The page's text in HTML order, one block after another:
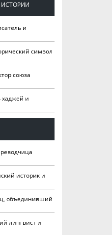
и
символ
союза
хаджей и
историк и
объединивший
лингвист и